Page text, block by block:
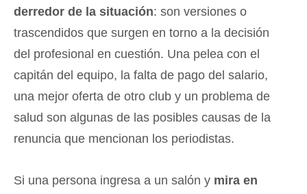
derredor de la situación: son versiones o
trascendidos que surgen en torno a la decisión
del profesional en cuestión. Una pelea con el
capitán del equipo, la falta de pago del salario,
una mejor oferta de otro club y un problema de
salud son algunas de las posibles causas de la
renuncia que mencionan los periodistas.
Si una persona ingresa a un salón y mira en